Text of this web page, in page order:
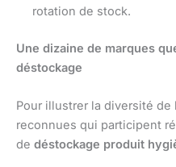
rotation de stock.
Une dizaine de marques
déstockage
Pour illustrer la diversité de
reconnues qui participent
de déstockage produit